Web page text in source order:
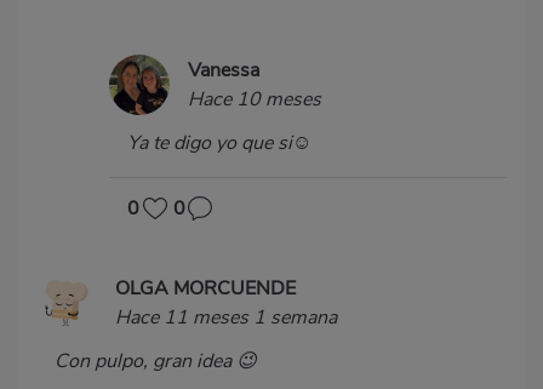
Vanessa
Hace 10 meses
Ya te digo yo que si☺️
0 0
OLGA MORCUENDE
Hace 11 meses 1 semana
Con pulpo, gran idea 😉